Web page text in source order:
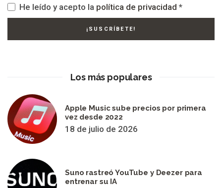
He leído y acepto la política de privacidad *
Los más populares
Apple Music sube precios por primera
vez desde 2022
18 de julio de 2026
Suno rastreó YouTube y Deezer para
entrenar su IA